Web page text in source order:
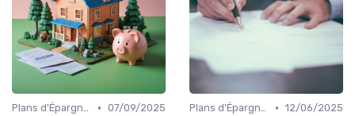
Plans d'Épargne et Assurance Vie • 07/09/2025
Plans d'Épargne et Assurance Vie • 12/06/2025